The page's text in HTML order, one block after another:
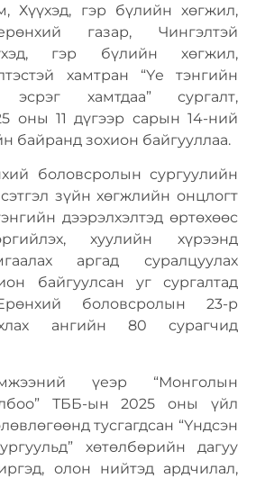
Хүүхэд, гэр бүлийн хөгжил,
газар, Чингэлтэй
гэр бүлийн хөгжил,
хамтран “Үе тэнгийн
эсрэг хамтдаа” сургалт,
оны 11 дүгээр сарын 14-ний
байранд зохион байгууллаа.
сургуулийн
зүйн хөгжлийн онцлогт
дээрэлхэлтэд өртөхөөс
хуулийн хүрээнд
аргад суралцуулах
байгуулсан уг сургалтад
боловсролын 23-р
ангийн 80 сурагчид
үеэр “Монголын
ТББ-ын 2025 оны үйл
тусгагдсан “Үндсэн
хөтөлбөрийн дагуу
олон нийтэд ардчилал,